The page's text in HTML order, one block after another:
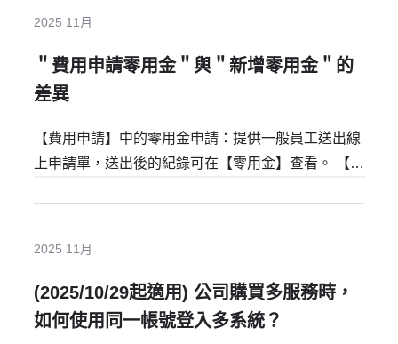
2025 11月
＂費用申請零用金＂與＂新增零用金＂的
差異
【費用申請】中的零用金申請：提供一般員工送出線
上申請單，送出後的紀錄可在【零用金】查看。 【零
2025 11月
(2025/10/29起適用) 公司購買多服務時，
如何使用同一帳號登入多系統？